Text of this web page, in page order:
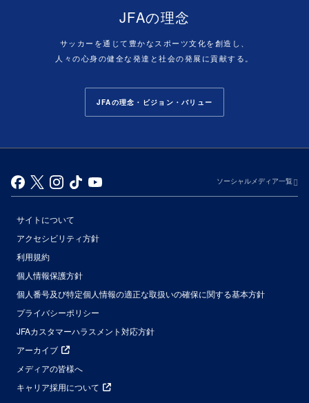
JFAの理念
サッカーを通じて豊かなスポーツ文化を創造し、
人々の心身の健全な発達と社会の発展に貢献する。
JFAの理念・ビジョン・バリュー
ソーシャルメディア一覧
サイトについて
アクセシビリティ方針
利用規約
個人情報保護方針
個人番号及び特定個人情報の適正な取扱いの確保に関する基本方針
プライバシーポリシー
JFAカスタマーハラスメント対応方針
アーカイブ
メディアの皆様へ
キャリア採用について